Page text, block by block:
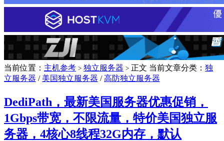
当前位置： 主机参考 > 独立服务器 > 正文 当前文章分类： 独
立服务器 / 美国独立服务器 /高防独立服务器
DediPath，最新美国服务器优惠促销，
1Gbps带宽，不限流量，特价美国独立服
务器，4核心8线程32G内存，默认